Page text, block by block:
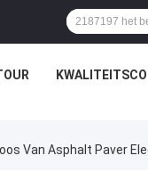
Van Asphalt Paver